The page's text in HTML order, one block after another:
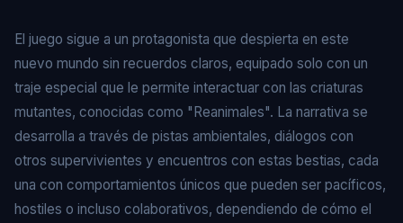
El juego sigue a un protagonista que despierta en este
nuevo mundo sin recuerdos claros, equipado solo con un
traje especial que le permite interactuar con las criaturas
mutantes, conocidas como "Reanimales". La narrativa se
desarrolla a través de pistas ambientales, diálogos con
otros supervivientes y encuentros con estas bestias, cada
una con comportamientos únicos que pueden ser pacíficos,
hostiles o incluso colaborativos, dependiendo de cómo el